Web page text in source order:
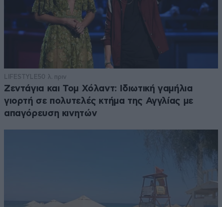
LIFESTYLE50 λ. πριν
Ζεντάγια και Τομ Χόλαντ: Ιδιωτική γαμήλια
γιορτή σε πολυτελές κτήμα της Αγγλίας με
απαγόρευση κινητών